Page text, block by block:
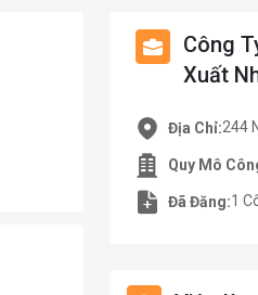
Công
Xuất
Địa Chỉ:244
Quy Mô
Đã Đăng:1